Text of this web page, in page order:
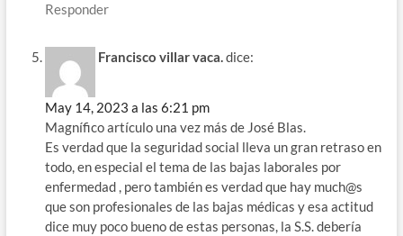
Responder
Francisco villar vaca.dice:
May 14, 2023 a las 6:21 pm
Magnífico artículo una vez más de José Blas.
Es verdad que la seguridad social lleva un gran retraso en
todo, en especial el tema de las bajas laborales por
enfermedad , pero también es verdad que hay much@s
que son profesionales de las bajas médicas y esa actitud
dice muy poco bueno de estas personas, la S.S. debería